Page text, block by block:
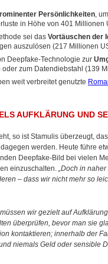
Persönlichkeiten,
in Höhe von 401 Millionen
sei das Vortäuschen der
auszulösen (217 Millionen
Deepfake-Technologie zur
oder zum Datendiebstahl (139
weit verbreitet genutzte
AUFKLÄRUNG UND
so ist Stamulis überzeugt,
werden. Heute führe
Deepfake-Bild bei vielen
einzuschalten. „Doch in
– dass wir nicht mehr so
wir gezielt auf
überprüfen, bevor man sie
kontaktieren; innerhalb der
niemals Geld oder sensible